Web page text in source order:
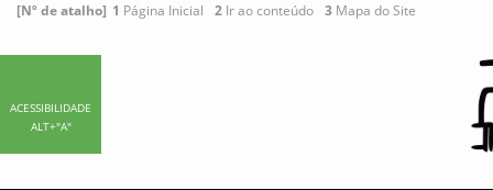
[Nº de atalho] 1 Página Inicial 2 Ir ao conteúdo 3 Mapa do Site
ACESSIBILIDADE
ALT+"A"